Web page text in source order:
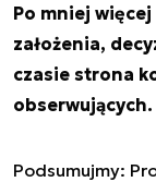
Po mniej
założenia,
czasie strona
obserwujących.
Podsumujmy: